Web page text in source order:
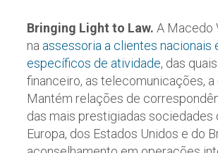
Bringing Light to Law. A Macedo
na assessoria a clientes
específicos de atividade, das
financeiro, as telecomunicações, a
Mantém relações de
das mais prestigiadas
Europa, dos Estados Unidos e do